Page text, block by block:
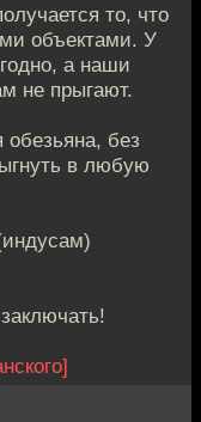
то, что
объектами. У
а наши
не прыгают.
обезьяна, без
в любую